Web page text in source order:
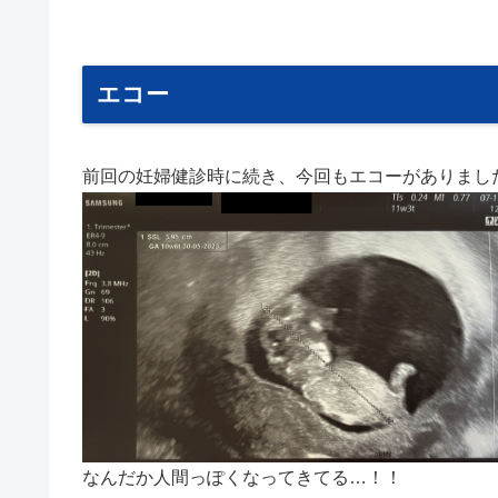
エコー
前回の妊婦健診時に続き、今回もエコーがありまし
なんだか人間っぽくなってきてる…！！